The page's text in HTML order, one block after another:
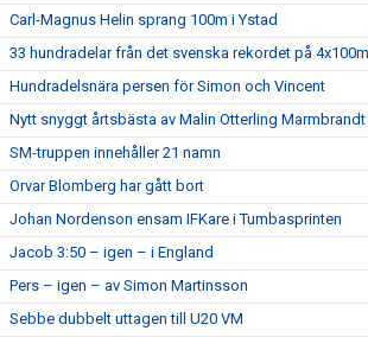
Carl-Magnus Helin sprang 100m i Ystad
33 hundradelar från det svenska rekordet på 4x100m
Hundradelsnära persen för Simon och Vincent
Nytt snyggt årtsbästa av Malin Otterling Marmbrandt
SM-truppen innehåller 21 namn
Orvar Blomberg har gått bort
Johan Nordenson ensam IFKare i Tumbasprinten
Jacob 3:50 – igen – i England
Pers – igen – av Simon Martinsson
Sebbe dubbelt uttagen till U20 VM